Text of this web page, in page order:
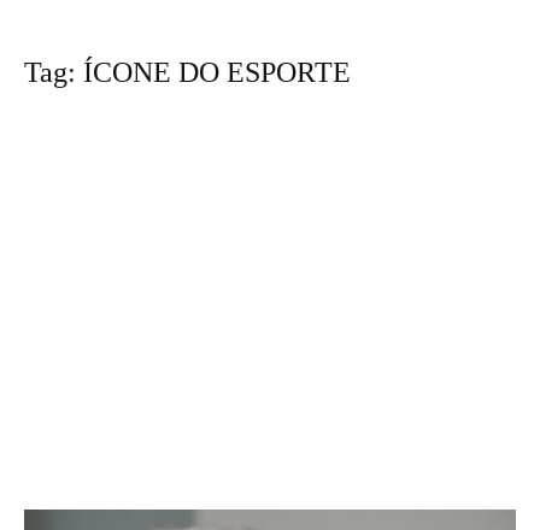
Tag: ÍCONE DO ESPORTE